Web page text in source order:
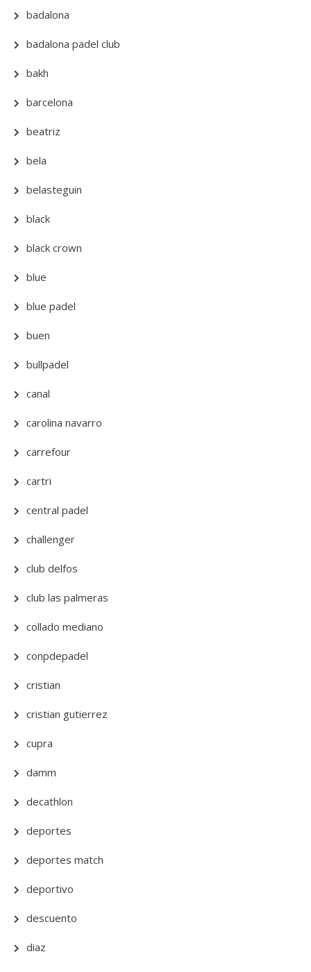
badalona
badalona padel club
bakh
barcelona
beatriz
bela
belasteguin
black
black crown
blue
blue padel
buen
bullpadel
canal
carolina navarro
carrefour
cartri
central padel
challenger
club delfos
club las palmeras
collado mediano
conpdepadel
cristian
cristian gutierrez
cupra
damm
decathlon
deportes
deportes match
deportivo
descuento
diaz